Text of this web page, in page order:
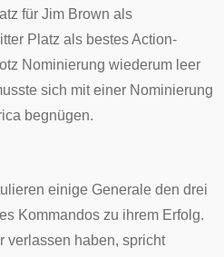
für Jim Brown als
Platz als bestes Action-
Nominierung wiederum leer
sich mit einer Nominierung
begnügen.
einige Generale den drei
Kommandos zu ihrem Erfolg.
verlassen haben, spricht